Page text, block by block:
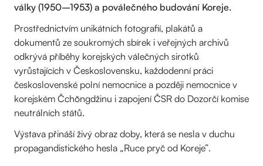
války (1950–1953) a poválečného budování Koreje.
Prostřednictvím unikátních fotografií, plakátů a
dokumentů ze soukromých sbírek i veřejných archivů
odkrývá příběhy korejských válečných sirotků
vyrůstajících v Československu, každodenní práci
československé polní nemocnice a později nemocnice v
korejském Čchŏngdžinu i zapojení ČSR do Dozorčí komise
neutrálních států.
Výstava přináší živý obraz doby, která se nesla v duchu
propagandistického hesla „Ruce pryč od Koreje”.